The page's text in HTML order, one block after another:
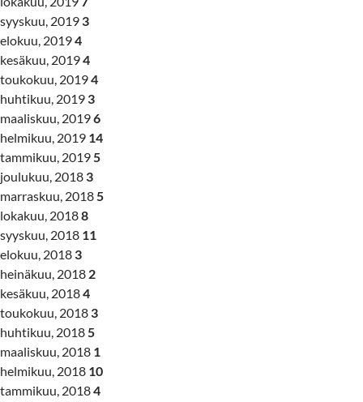
syyskuu, 2019 3
elokuu, 20194
kesäkuu, 20194
toukokuu, 20194
huhtikuu, 2019 3
maaliskuu, 20196
helmikuu, 2019 14
tammikuu, 20195
joulukuu, 2018 3
marraskuu, 20185
lokakuu, 20188
syyskuu, 2018 11
elokuu, 2018 3
heinäkuu, 2018 2
kesäkuu, 20184
toukokuu, 2018 3
huhtikuu, 20185
maaliskuu, 2018 1
helmikuu, 2018 10
tammikuu, 20184